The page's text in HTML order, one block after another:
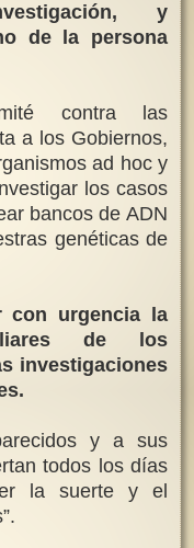
y
de la persona
contra las
a los Gobiernos,
ad hoc y
los casos
bancos de ADN
genéticas de
con urgencia la
de los
investigaciones
y a sus
todos los días
la suerte y el